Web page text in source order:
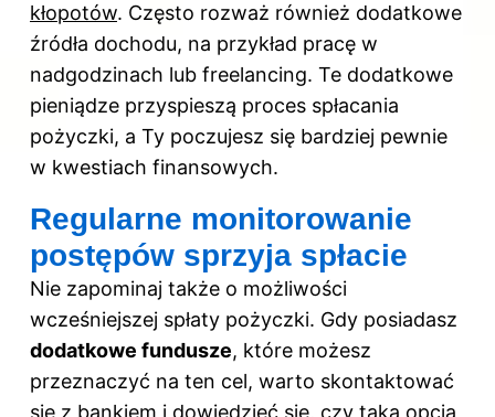
kłopotów. Często rozważ również dodatkowe
źródła dochodu, na przykład pracę w
nadgodzinach lub freelancing. Te dodatkowe
pieniądze przyspieszą proces spłacania
pożyczki, a Ty poczujesz się bardziej pewnie
w kwestiach finansowych.
Regularne monitorowanie
postępów sprzyja spłacie
Nie zapominaj także o możliwości
wcześniejszej spłaty pożyczki. Gdy posiadasz
dodatkowe fundusze, które możesz
przeznaczyć na ten cel, warto skontaktować